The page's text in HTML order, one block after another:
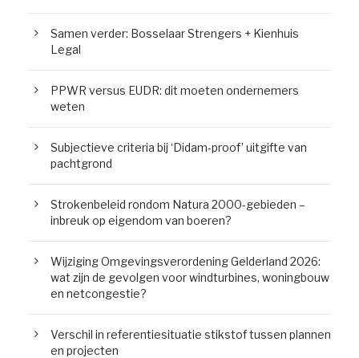
Samen verder: Bosselaar Strengers + Kienhuis
Legal
PPWR versus EUDR: dit moeten ondernemers
weten
Subjectieve criteria bij ‘Didam-proof’ uitgifte van
pachtgrond
Strokenbeleid rondom Natura 2000-gebieden –
inbreuk op eigendom van boeren?
Wijziging Omgevingsverordening Gelderland 2026:
wat zijn de gevolgen voor windturbines, woningbouw
en netcongestie?
Verschil in referentiesituatie stikstof tussen plannen
en projecten